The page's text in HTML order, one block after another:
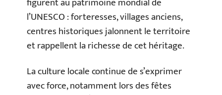
l’UNESCO : forteresses, villages anciens,
centres historiques jalonnent le territoire
et rappellent la richesse de cet héritage.
La culture locale continue de s’exprimer
avec force, notamment lors des fêtes